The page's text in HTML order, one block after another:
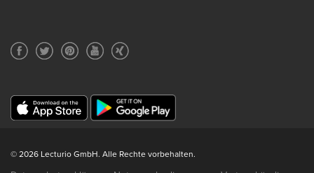
© 2026 Lecturio GmbH. Alle Rechte vorbehalten.